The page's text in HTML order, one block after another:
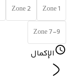
Zone 1
Zone 2
Zone 7-9
الإكمال